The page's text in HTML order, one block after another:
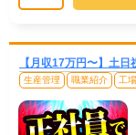
【月収17万円〜】土
生産管理 職業紹介 工